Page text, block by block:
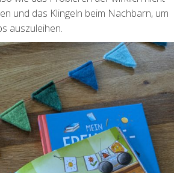
und das Klingeln beim Nachbarn, um
auszuleihen.